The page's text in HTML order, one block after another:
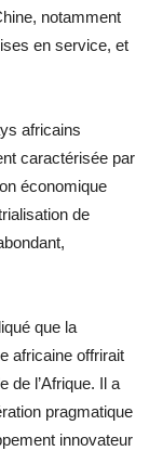
notamment
en service, et
africains
caractérisée par
économique
de
que la
africaine offrirait
de l’Afrique. Il a
pragmatique
innovateur